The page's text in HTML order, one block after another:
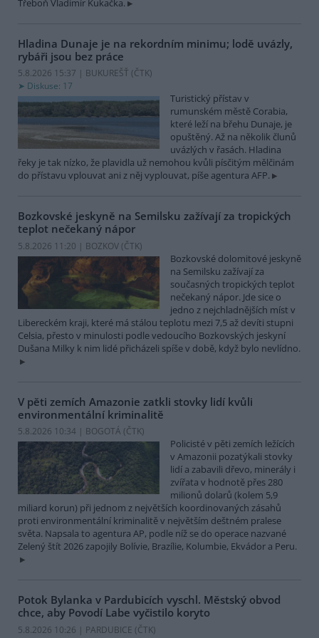
Třeboň Vladimír Kukačka.
Hladina Dunaje je na rekordním minimu; lodě uvázly,
rybáři jsou bez práce
5.8.2026 15:37 | BUKUREŠŤ (ČTK)
Diskuse: 17
Turistický přístav v
rumunském městě Corabia,
které leží na břehu Dunaje, je
opuštěný. Až na několik člunů
uvázlých v řasách. Hladina
řeky je tak nízko, že plavidla už nemohou kvůli písčitým mělčinám
do přístavu vplouvat ani z něj vyplouvat, píše agentura AFP.
Bozkovské jeskyně na Semilsku zažívají za tropických
teplot nečekaný nápor
5.8.2026 11:20 | BOZKOV (ČTK)
Bozkovské dolomitové jeskyně
na Semilsku zažívají za
současných tropických teplot
nečekaný nápor. Jde sice o
jedno z nejchladnějších míst v
Libereckém kraji, které má stálou teplotu mezi 7,5 až devíti stupni
Celsia, přesto v minulosti podle vedoucího Bozkovských jeskyní
Dušana Milky k nim lidé přicházeli spíše v době, když bylo nevlídno.
V pěti zemích Amazonie zatkli stovky lidí kvůli
environmentální kriminalitě
5.8.2026 10:34 | BOGOTÁ (ČTK)
Policisté v pěti zemích ležících
v Amazonii pozatýkali stovky
lidí a zabavili dřevo, minerály i
zvířata v hodnotě přes 280
milionů dolarů (kolem 5,9
miliard korun) při jednom z největších koordinovaných zásahů
proti environmentální kriminalitě v největším deštném pralese
světa. Napsala to agentura AP, podle níž se do operace nazvané
Zelený štít 2026 zapojily Bolívie, Brazílie, Kolumbie, Ekvádor a Peru.
Potok Bylanka v Pardubicích vyschl. Městský obvod
chce, aby Povodí Labe vyčistilo koryto
5.8.2026 10:26 | PARDUBICE (ČTK)